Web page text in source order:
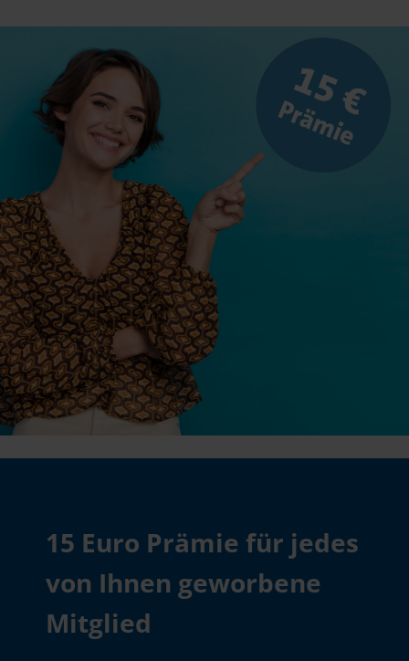
15 Euro Prämie für jedes
von Ihnen geworbene
Mitglied